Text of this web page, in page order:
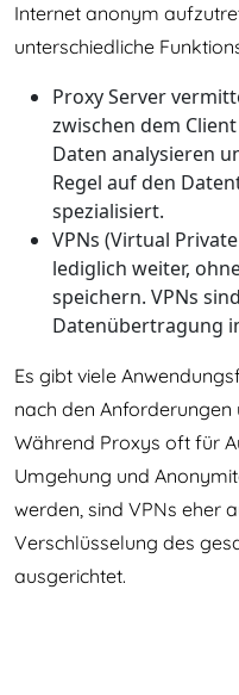
Internet anonym
unterschiedliche
Proxy Server
zwischen dem
Daten analysieren
Regel auf den
spezialisiert.
VPNs (Virtual
lediglich weiter,
speichern. VPNs
Datenübertragung
Es gibt viele
nach den Anforderungen
Während Proxys oft für
Umgehung und
werden, sind VPNs eher
Verschlüsselung des
ausgerichtet.